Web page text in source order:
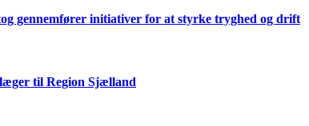
gennemfører initiativer for at styrke tryghed og drift
til Region Sjælland